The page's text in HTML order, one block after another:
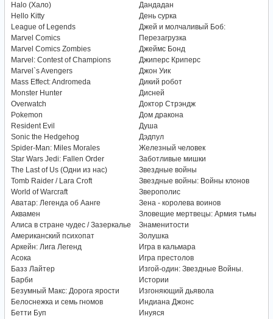
Halo (Хало)
Hello Kitty
League of Legends
Marvel Comics
Marvel Comics Zombies
Marvel: Contest of Champions
Marvel`s Avengers
Mass Effect: Andromeda
Monster Hunter
Overwatch
Pokemon
Resident Evil
Sonic the Hedgehog
Spider-Man: Miles Morales
Star Wars Jedi: Fallen Order
The Last of Us (Одни из нас)
Tomb Raider / Lara Croft
World of Warcraft
Аватар: Легенда об Аанге
Аквамен
Алиса в стране чудес / Зазеркалье
Американский психопат
Аркейн: Лига Легенд
Асока
Базз Лайтер
Барби
Безумный Макс: Дорога ярости
Белоснежка и семь гномов
Бетти Буп
Дандадан
День сурка
Джей и молчаливый Боб:
Перезагрузка
Джеймс Бонд
Джиперс Криперс
Джон Уик
Дикий робот
Дисней
Доктор Стрэндж
Дом дракона
Душа
Дэдпул
Железный человек
Заботливые мишки
Звездные войны
Звездные войны: Войны клонов
Зверополис
Зена - королева воинов
Зловещие мертвецы: Армия тьмы
Знаменитости
Золушка
Игра в кальмара
Игра престолов
Изгой-один: Звездные Войны.
Истории
Изгоняющий дьявола
Индиана Джонс
Инуяся